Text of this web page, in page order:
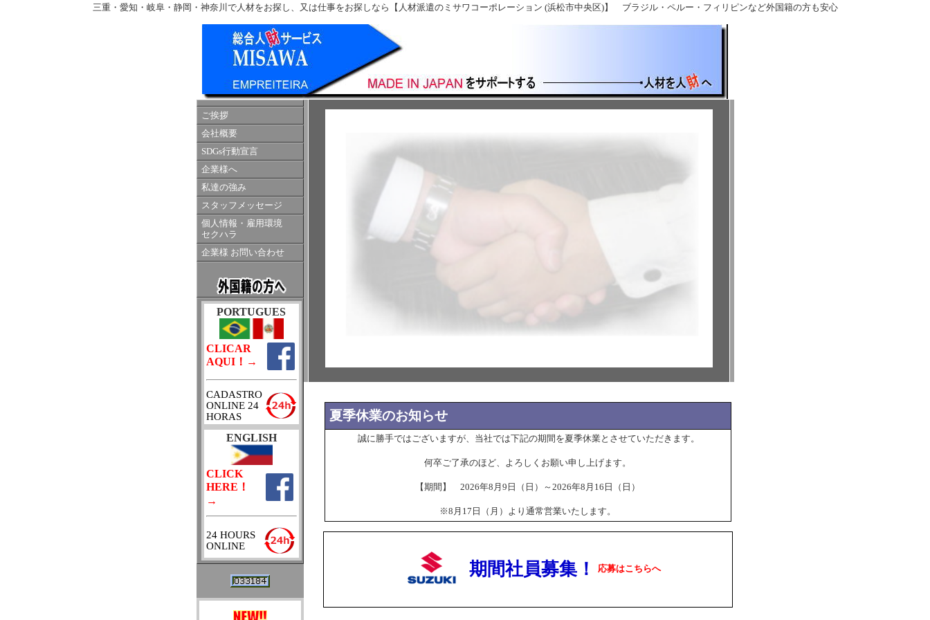
三重・愛知・岐阜・静岡・神奈川で人材をお探し、又は仕事をお探しなら【人材派遣のミサワコーポレーション (浜松市中央区)】 ブラジル・ペルー・フィリピンなど外国籍の方も安心
ご挨拶
会社概要
SDGs行動宣言
企業様へ
私達の強み
スタッフメッセージ
個人情報・雇用環境
セクハラ
企業様 お問い合わせ
PORTUGUES
CLICAR
AQUI！→
CADASTRO
ONLINE 24
HORAS
ENGLISH
CLICK
HERE！
→
24 HOURS
ONLINE
夏季休業のお知らせ
誠に勝手ではございますが、当社では下記の期間を夏季休業とさせていただきます。
何卒ご了承のほど、よろしくお願い申し上げます。
【期間】 2026年8月9日（日）～2026年8月16日（日）
※8月17日（月）より通常営業いたします。
期間社員募集！ 応募はこちらへ